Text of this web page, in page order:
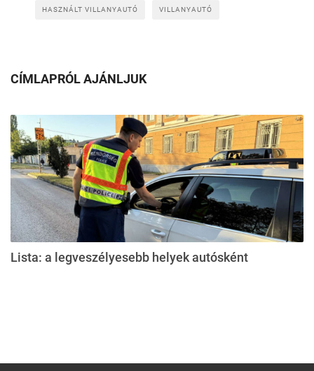
HASZNÁLT VILLANYAUTÓ VILLANYAUTÓ
CÍMLAPRÓL AJÁNLJUK
Lista: a legveszélyesebb helyek autósként